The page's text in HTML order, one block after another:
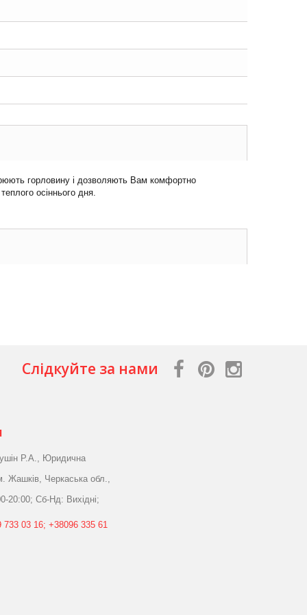
горловину і дозволяють Вам комфортно
осіннього дня.
Слідкуйте за нами
Р.А., Юридична
Жашків, Черкаська обл.,
20:00; Сб-Нд: Вихідні;
733 03 16; +38096 335 61